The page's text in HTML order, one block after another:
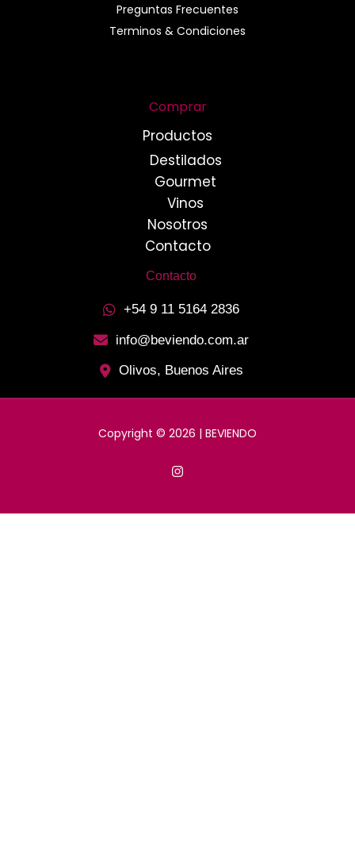
Preguntas Frecuentes
Terminos & Condiciones
Comprar
Productos
Destilados
Gourmet
Vinos
Nosotros
Contacto
Contacto
+54 9 11 5164 2836
info@beviendo.com.ar
Olivos, Buenos Aires
Copyright © 2026 | BEVIENDO